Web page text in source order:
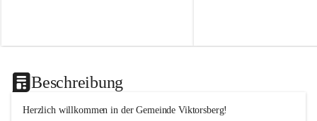
Beschreibung
Herzlich willkommen in der Gemeinde Viktorsberg!